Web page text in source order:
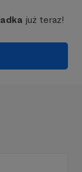
już teraz!